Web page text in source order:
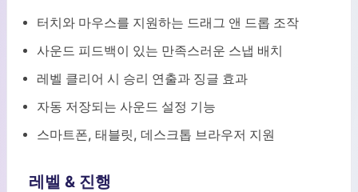
터치와 마우스를 지원하는 드래그 앤 드롭 조작
사운드 피드백이 있는 만족스러운 스냅 배치
레벨 클리어 시 승리 연출과 징글 효과
자동 저장되는 사운드 설정 기능
스마트폰, 태블릿, 데스크톱 브라우저 지원
레벨 & 진행